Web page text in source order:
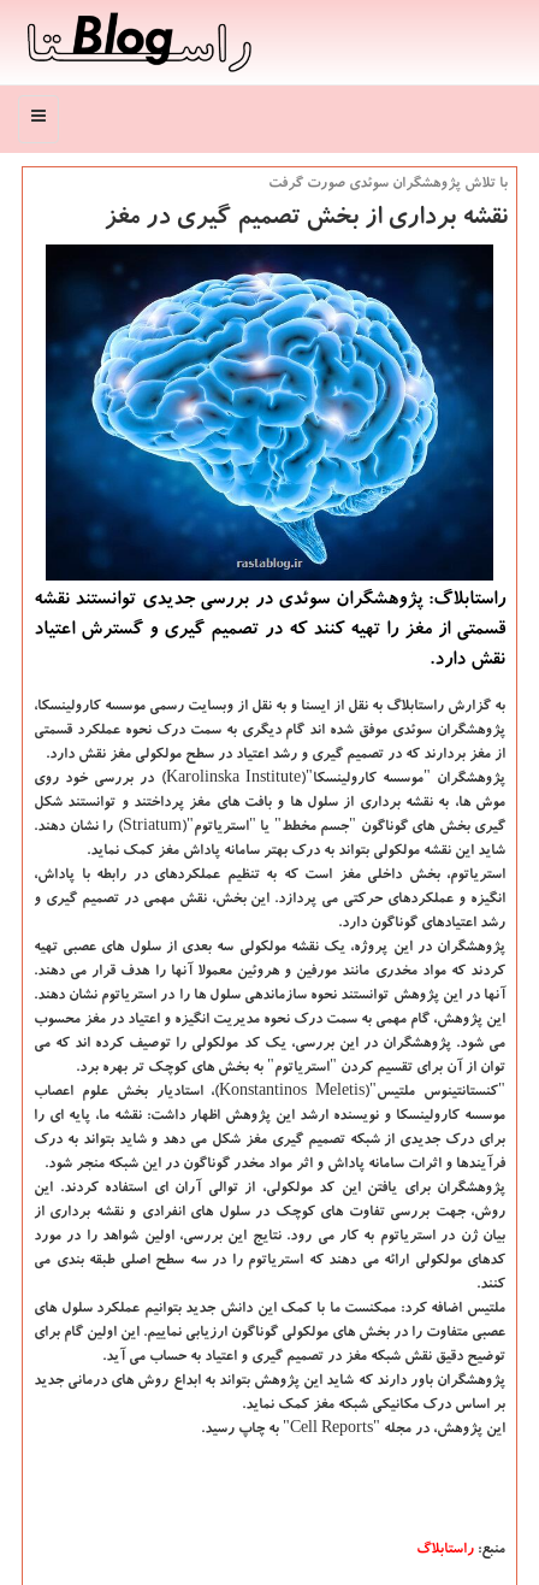
منو
با تلاش پژوهشگران سوئدی صورت گرفت
نقشه برداری از بخش تصمیم گیری در مغز
راستابلاگ: پژوهشگران سوئدی در بررسی جدیدی توانستند نقشه
قسمتی از مغز را تهیه كنند كه در تصمیم گیری و گسترش اعتیاد
نقش دارد.
به گزارش راستابلاگ به نقل از ایسنا و به نقل از وبسایت رسمی موسسه كارولینسكا،
پژوهشگران سوئدی موفق شده اند گام دیگری به سمت درك نحوه عملكرد قسمتی
از مغز بردارند كه در تصمیم گیری و رشد اعتیاد در سطح مولكولی مغز نقش دارد.
پژوهشگران "موسسه كارولینسكا"(Karolinska Institute) در بررسی خود روی
موش ها، به نقشه برداری از سلول ها و بافت های مغز پرداختند و توانستند شكل
گیری بخش های گوناگون "جسم مخطط" یا "استریاتوم"(Striatum) را نشان دهند.
شاید این نقشه مولكولی بتواند به درك بهتر سامانه پاداش مغز كمك نماید.
استریاتوم، بخش داخلی مغز است كه به تنظیم عملكردهای در رابطه با پاداش،
انگیزه و عملكردهای حركتی می پردازد. این بخش، نقش مهمی در تصمیم گیری و
رشد اعتیادهای گوناگون دارد.
پژوهشگران در این پروژه، یك نقشه مولكولی سه بعدی از سلول های عصبی تهیه
كردند كه مواد مخدری مانند مورفین و هروئین معمولا آنها را هدف قرار می دهند.
آنها در این پژوهش توانستند نحوه سازماندهی سلول ها را در استریاتوم نشان دهند.
این پژوهش، گام مهمی به سمت درك نحوه مدیریت انگیزه و اعتیاد در مغز محسوب
می شود. پژوهشگران در این بررسی، یك كد مولكولی را توصیف كرده اند كه می
توان از آن برای تقسیم كردن "استریاتوم" به بخش های كوچك تر بهره برد.
"كنستانتینوس ملتیس"(Konstantinos Meletis)، استادیار بخش علوم اعصاب
موسسه كارولینسكا و نویسنده ارشد این پژوهش اظهار داشت: نقشه ما، پایه ای را
برای درك جدیدی از شبكه تصمیم گیری مغز شكل می دهد و شاید بتواند به درك
فرآیندها و اثرات سامانه پاداش و اثر مواد مخدر گوناگون در این شبكه منجر شود.
پژوهشگران برای یافتن این كد مولكولی، از توالی آران ای استفاده كردند. این
روش، جهت بررسی تفاوت های كوچك در سلول های انفرادی و نقشه برداری از
بیان ژن در استریاتوم به كار می رود. نتایج این بررسی، اولین شواهد را در مورد
كدهای مولكولی ارائه می دهند كه استریاتوم را در سه سطح اصلی طبقه بندی می
كنند.
ملتیس اضافه كرد: ممكنست ما با كمك این دانش جدید بتوانیم عملكرد سلول های
عصبی متفاوت را در بخش های مولكولی گوناگون ارزیابی نماییم. این اولین گام برای
توضیح دقیق نقش شبكه مغز در تصمیم گیری و اعتیاد به حساب می آید.
پژوهشگران باور دارند كه شاید این پژوهش بتواند به ابداع روش های درمانی جدید
بر اساس درك مكانیكی شبكه مغز كمك نماید.
این پژوهش، در مجله "Cell Reports" به چاپ رسید.
منبع: راستابلاگ